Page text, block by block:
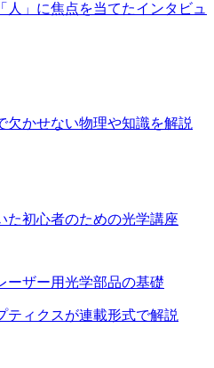
人」に焦点を当てたインタビュ
欠かせない物理や知識を解説
た初心者のための光学講座
ーザー用光学部品の基礎
ティクスが連載形式で解説